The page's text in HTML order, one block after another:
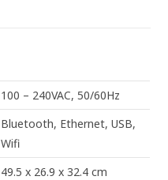
100 – 240VAC, 50/60Hz
Bluetooth, Ethernet, USB,
Wifi
49.5 x 26.9 x 32.4 cm